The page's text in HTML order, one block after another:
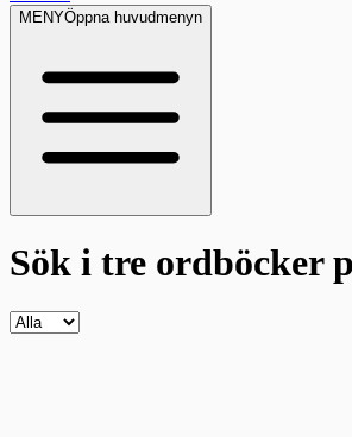
MENYÖppna huvudmenyn
Sök i tre ordböcker